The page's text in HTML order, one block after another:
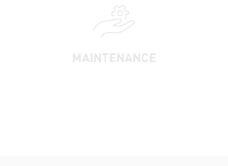
MAINTENANCE